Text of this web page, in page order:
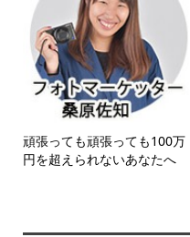
頑張っても頑張っても100万
円を超えられないあなたへ